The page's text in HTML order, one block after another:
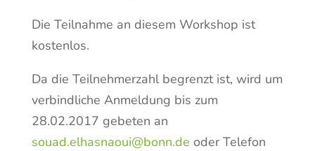
Die Teilnahme an diesem Workshop ist
kostenlos.
Da die Teilnehmerzahl begrenzt ist, wird um
verbindliche Anmeldung bis zum
28.02.2017 gebeten an
souad.elhasnaoui@bonn.de oder Telefon